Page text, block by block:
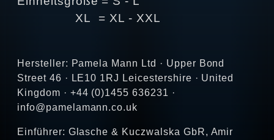
XL = XL - XXL
Hersteller: Pamela Mann Ltd · Upper Bond
Street 46 · LE10 1RJ Leicestershire · United
Kingdom · +44 (0)1455 636231 ·
info@pamelamann.co.uk
Einführer: Glasche & Kuczwalska GbR, Amir